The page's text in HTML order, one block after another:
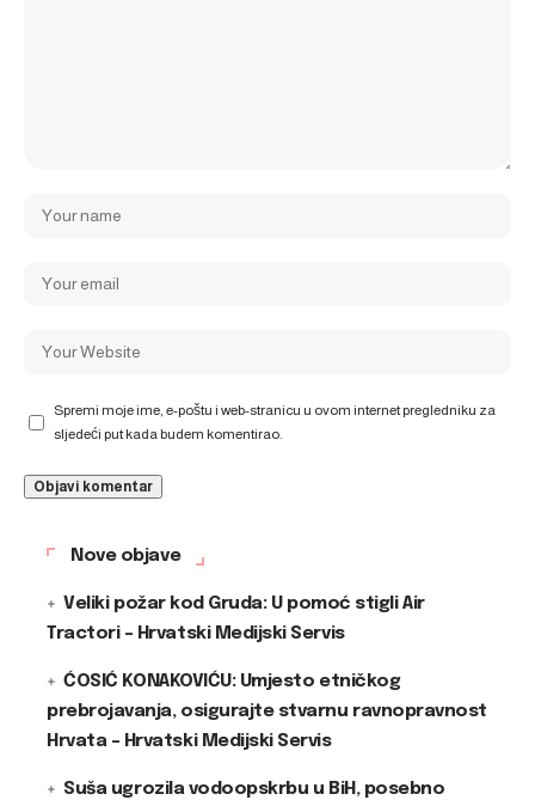
Spremi moje ime, e-poštu i web-stranicu u ovom internet pregledniku za
sljedeći put kada budem komentirao.
Nove objave
Veliki požar kod Gruda: U pomoć stigli Air
Tractori – Hrvatski Medijski Servis
ĆOSIĆ KONAKOVIĆU: Umjesto etničkog
prebrojavanja, osigurajte stvarnu ravnopravnost
Hrvata – Hrvatski Medijski Servis
Suša ugrozila vodoopskrbu u BiH, posebno